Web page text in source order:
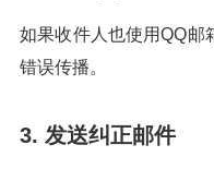
如果收件人也使用QQ邮
错误传播。
3. 发送纠正邮件